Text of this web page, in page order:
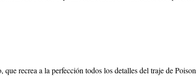
recrea a la perfección todos los detalles del traje de